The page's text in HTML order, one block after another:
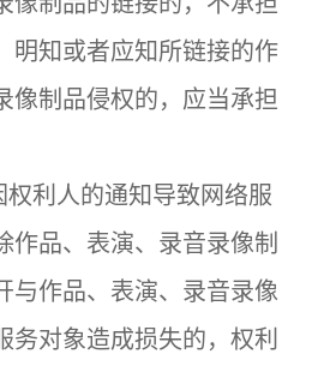
明知或者应知所链接的作
像制品侵权的，应当承担
权利人的通知导致网络服
作品、表演、录音录像制
与作品、表演、录音录像
务对象造成损失的，权利